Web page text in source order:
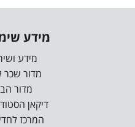
מידע
מידע
מדור שכר
מדור
דיקאן
המרכז